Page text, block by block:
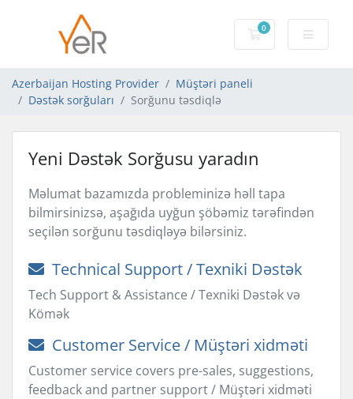
0
Səbət
Azerbaijan Hosting Provider
Müştəri paneli
Dəstək sorğuları
Sorğunu təsdiqlə
Yeni Dəstək Sorğusu yaradın
Məlumat bazamızda probleminizə həll tapa
bilmirsinizsə, aşağıda uyğun şöbəmiz tərəfindən
seçilən sorğunu təsdiqləyə bilərsiniz.
Technical Support / Texniki Dəstək
Tech Support & Assistance / Texniki Dəstək və
Kömək
Customer Service / Müştəri xidməti
Customer service covers pre-sales, suggestions,
feedback and partner support / Müştəri xidməti